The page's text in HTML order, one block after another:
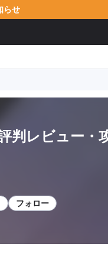
らせ
判レビュー・
フォロー